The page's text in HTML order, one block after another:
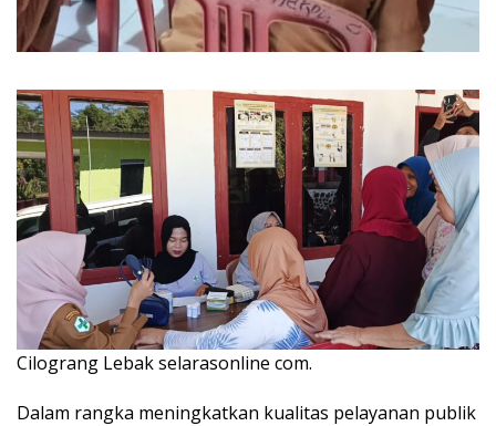
Cilograng Lebak selarasonline com.
Dalam rangka meningkatkan kualitas pelayanan publik